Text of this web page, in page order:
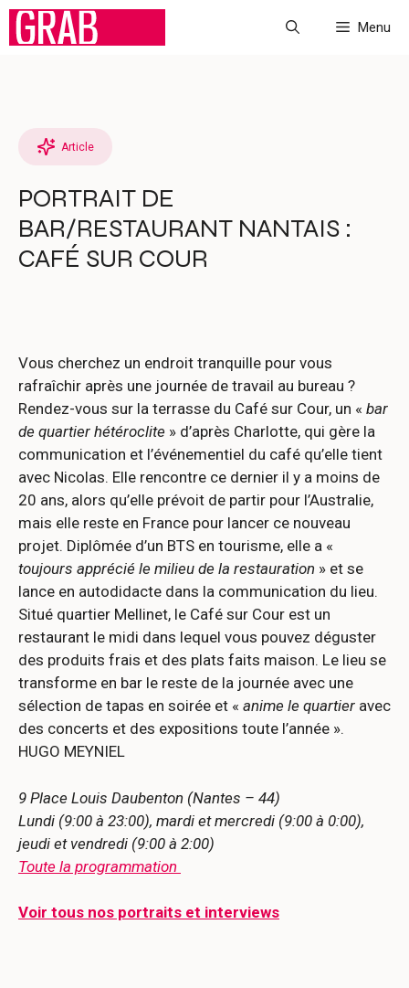
Aller
Menu
Article
PORTRAIT DE
BAR/RESTAURANT NANTAIS :
CAFÉ SUR COUR
Vous cherchez un endroit tranquille pour vous
rafraîchir après une journée de travail au bureau ?
Rendez-vous sur la terrasse du Café sur Cour, un « bar
de quartier hétéroclite » d’après Charlotte, qui gère la
communication et l’événementiel du café qu’elle tient
avec Nicolas. Elle rencontre ce dernier il y a moins de
20 ans, alors qu’elle prévoit de partir pour l’Australie,
mais elle reste en France pour lancer ce nouveau
projet. Diplômée d’un BTS en tourisme, elle a «
toujours apprécié le milieu de la restauration » et se
lance en autodidacte dans la communication du lieu.
Situé quartier Mellinet, le Café sur Cour est un
restaurant le midi dans lequel vous pouvez déguster
des produits frais et des plats faits maison. Le lieu se
transforme en bar le reste de la journée avec une
sélection de tapas en soirée et « anime le quartier avec
des concerts et des expositions toute l’année ».
HUGO MEYNIEL
9 Place Louis Daubenton (Nantes – 44)
Lundi (9:00 à 23:00), mardi et mercredi (9:00 à 0:00),
jeudi et vendredi (9:00 à 2:00)
Toute la programmation
Voir tous nos portraits et interviews